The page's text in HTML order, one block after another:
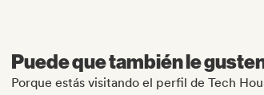
Puede que también le
Porque estás visitando el perfil de Tech